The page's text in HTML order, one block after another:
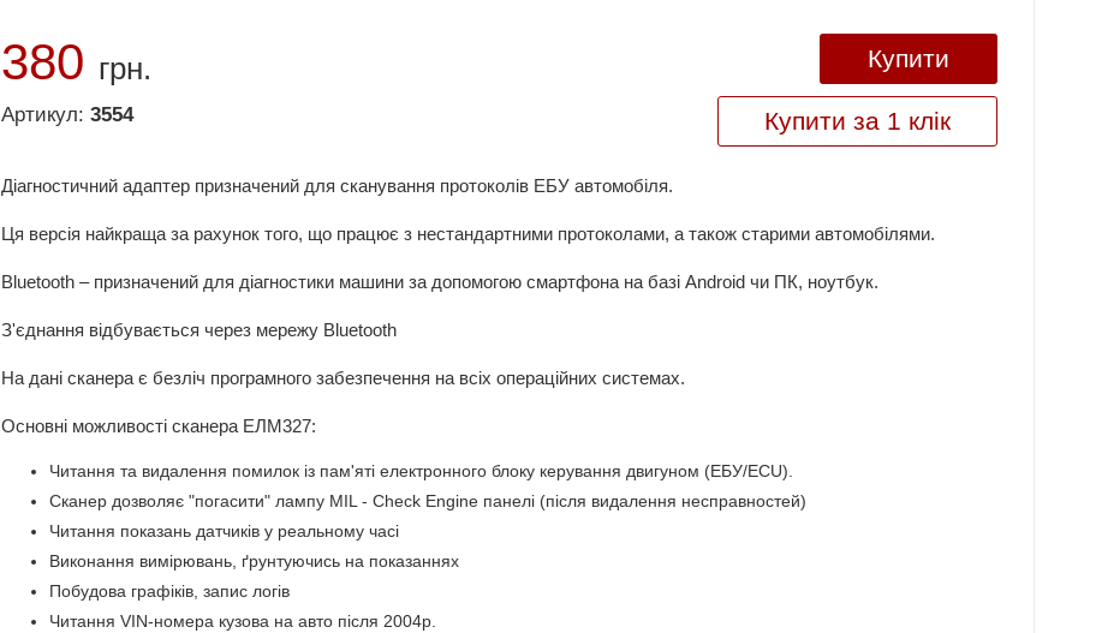
380 грн.
Артикул: 3554
Купити
Купити за 1 клік
Діагностичний адаптер призначений для сканування протоколів ЕБУ автомобіля.
Ця версія найкраща за рахунок того, що працює з нестандартними протоколами, а також старими автомобілями.
Bluetooth – призначений для діагностики машини за допомогою смартфона на базі Android чи ПК, ноутбук.
З'єднання відбувається через мережу Bluetooth
На дані сканера є безліч програмного забезпечення на всіх операційних системах.
Основні можливості сканера ЕЛМ327:
Читання та видалення помилок із пам'яті електронного блоку керування двигуном (ЕБУ/ECU).
Сканер дозволяє "погасити" лампу MIL - Check Engine панелі (після видалення несправностей)
Читання показань датчиків у реальному часі
Виконання вимірювань, ґрунтуючись на показаннях
Побудова графіків, запис логів
Читання VIN-номера кузова на авто після 2004р.